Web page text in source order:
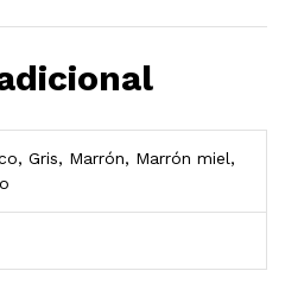
Gris, Marrón, Marrón miel,